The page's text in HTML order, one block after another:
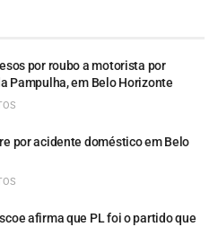
por roubo a motorista por
Pampulha, em Belo Horizonte
por acidente doméstico em Belo
afirma que PL foi o partido que